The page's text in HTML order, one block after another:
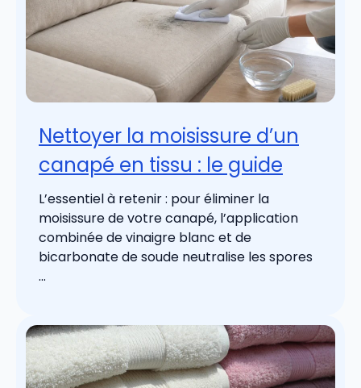
Nettoyer la moisissure d’un
canapé en tissu : le guide
L’essentiel à retenir : pour éliminer la
moisissure de votre canapé, l’application
combinée de vinaigre blanc et de
bicarbonate de soude neutralise les spores
...